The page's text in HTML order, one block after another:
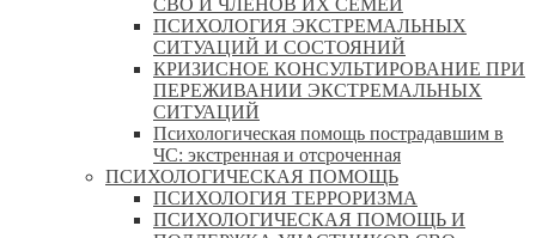
ПСИХОЛОГИЯ ЭКСТРЕМАЛЬНЫХ
СИТУАЦИЙ И СОСТОЯНИЙ
КРИЗИСНОЕ КОНСУЛЬТИРОВАНИЕ ПРИ
ПЕРЕЖИВАНИИ ЭКСТРЕМАЛЬНЫХ
СИТУАЦИЙ
Психологическая помощь пострадавшим в
ЧС: экстренная и отсроченная
ПСИХОЛОГИЧЕСКАЯ ПОМОЩЬ
ПСИХОЛОГИЯ ТЕРРОРИЗМА
ПСИХОЛОГИЧЕСКАЯ ПОМОЩЬ И